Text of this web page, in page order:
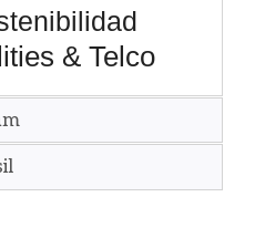
& Telco